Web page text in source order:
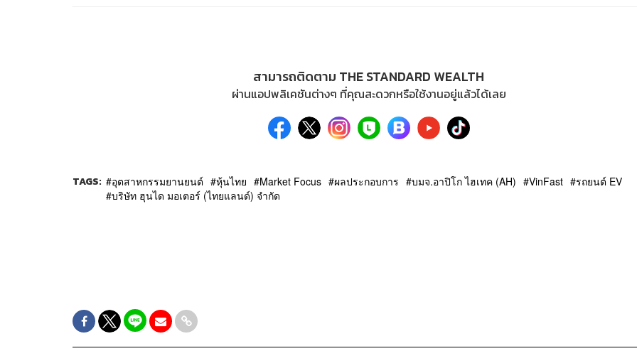
สามารถติดตาม THE STANDARD WEALTH
ผ่านแอปพลิเคชันต่างๆ ที่คุณสะดวกหรือใช้งานอยู่แล้วได้เลย
TAGS: อุตสาหกรรมยานยนต์ หุ้นไทย Market Focus ผลประกอบการ บมจ.อาปิโก ไฮเทค (AH) VinFast
รถยนต์ EV
บริษัท ฮุนได มอเตอร์ (ไทยแลนด์) จำกัด